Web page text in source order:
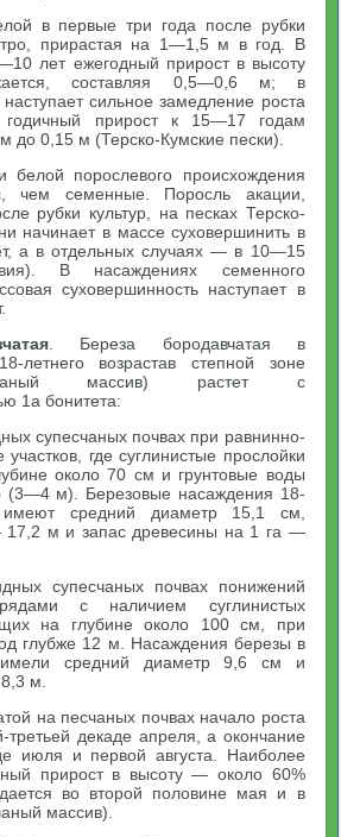
в первые три года после рубки
прирастая на 1—1,5 м в год. В
лет ежегодный прирост в высоту
составляя 0,5—0,6 м; в
сильное замедление роста
прирост к 15—17 годам
до 0,15 м (Терско-Кумские пески).
белой порослевого происхождения
чем семенные. Поросль акации,
рубки культур, на песках Терско-
начинает в массе суховершинить в
а в отдельных случаях — в 10—15
В насаждениях семенного
суховершинность наступает в
. Береза бородавчатая в
летнего возрастав степной зоне
массив) растет с
1а бонитета:
супесчаных почвах при равнинно-
где суглинистые прослойки
около 70 см и грунтовые воды
(3—4 м). Березовые насаждения 18-
имеют средний диаметр 15,1 см,
м и запас древесины на 1 га —
супесчаных почвах понижений
с наличием суглинистых
на глубине около 100 см, при
глубже 12 м. Насаждения березы в
средний диаметр 9,6 см и
м.
на песчаных почвах начало роста
третьей декаде апреля, а окончание
июля и первой августа. Наиболее
прирост в высоту — около 60%
во второй половине мая и в
массив).